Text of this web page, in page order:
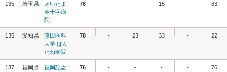
135 埼玉県
さいたま
赤十字病
院
78 - - 15 - 63
135 愛知県
藤田医科
大学 ばん
たね病院
78 - 23 33 - 22
137 福岡県
福岡記念
76 - - - - 76